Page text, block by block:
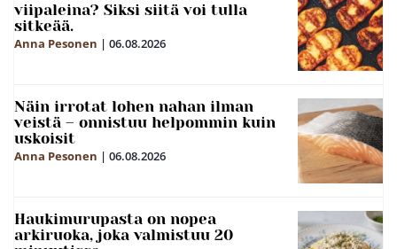
viipaleina? Siksi siitä voi tulla
sitkeää.
Anna Pesonen | 06.08.2026
Näin irrotat lohen nahan ilman
veistä – onnistuu helpommin kuin
uskoisit
Anna Pesonen | 06.08.2026
Haukimurupasta on nopea
arkiruoka, joka valmistuu 20